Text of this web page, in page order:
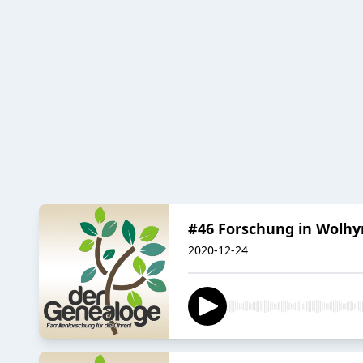
#46 Forschung in
2020-12-24